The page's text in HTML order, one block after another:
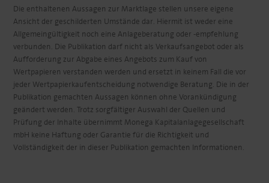
Die enthaltenen Aussagen zur Marktlage stellen unsere eigene
Ansicht der geschilderten Umstände dar. Hiermit ist weder eine
Allgemeingültigkeit noch eine Anlageberatung oder -empfehlung
verbunden. Die Publikation darf nicht als Verkaufsangebot oder als
Aufforderung zur Abgabe eines Angebots zum Kauf von
Wertpapieren verstanden werden und ersetzt in keinem Fall die vor
jeder Wertpapierkaufentscheidung notwendige Beratung. Die in der
Publikation gemachten Aussagen können ohne Vorankündigung
geändert werden. Trotz sorgfältiger Auswahl der Quellen und
Prüfung der Inhalte übernimmt Monega Kapitalanlagegesellschaft
mbH keine Haftung oder Garantie für die Richtigkeit und
Vollständigkeit der in dieser Publikation gemachten Informationen.